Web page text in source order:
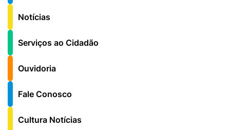
Notícias
Serviços ao Cidadão
Ouvidoria
Fale Conosco
Cultura Notícias